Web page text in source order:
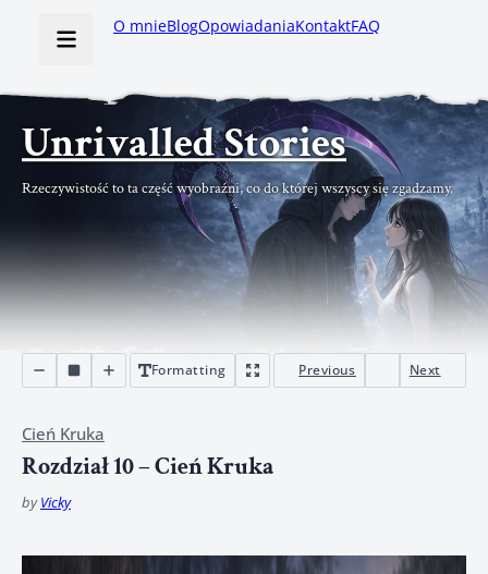
O mnieBlogOpowiadaniaKontaktFAQ
Unrivalled Stories
Rzeczywistość to ta część wyobraźni, co do której wszyscy się zgadzamy.
Formatting Previous Next
Cień Kruka
Rozdział 10 – Cień Kruka
byVicky